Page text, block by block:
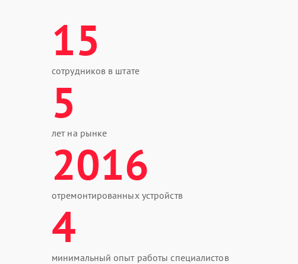
15
сотрудников в штате
5
лет на рынке
2016
отремонтированных устройств
4
минимальный опыт работы специалистов